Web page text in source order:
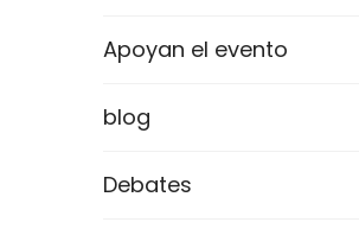
Apoyan el evento
blog
Debates